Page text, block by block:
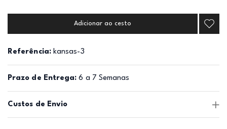
Adicionar ao cesto
Referência: kansas-3
Prazo de Entrega: 6 a 7 Semanas
Custos de Envio